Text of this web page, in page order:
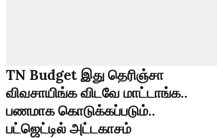
TN Budget இது தெரிஞ்சா
விவசாயிங்க விடவே மாட்டாங்க..
பணமாக கொடுக்கப்படும்..
பட்ஜெட்டில் அட்டகாசம்